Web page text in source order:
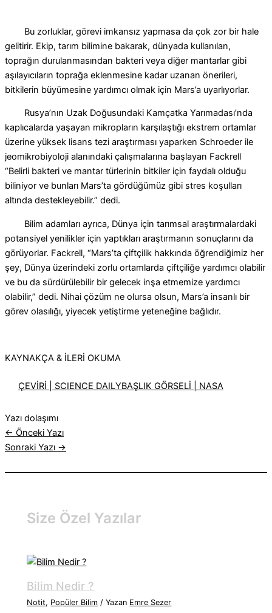
Bu zorluklar, görevi imkansız yapmasa da çok zor bir hale
gelitirir. Ekip, tarım bilimine bakarak, dünyada kullanılan,
toprağın durulanmasından bakteri veya diğer mantarlar gibi
aşılayıcıların toprağa eklenmesine kadar uzanan önerileri,
bitkilerin büyümesine yardımcı olmak için Mars’a uyarlıyorlar.
Rusya’nın Uzak Doğusundaki Kamçatka Yarımadası’nda
kaplıcalarda yaşayan mikropların karşılaştığı ekstrem ortamlar
üzerine yüksek lisans tezi araştırması yaparken Schroeder ile
jeomikrobiyoloji alanındaki çalışmalarına başlayan Fackrell
“Belirli bakteri ve mantar türlerinin bitkiler için faydalı olduğu
biliniyor ve bunları Mars’ta gördüğümüz gibi stres koşulları
altında destekleyebilir.” dedi.
Bilim adamları ayrıca, Dünya için tarımsal araştırmalardaki
potansiyel yenilikler için yaptıkları araştırmanın sonuçlarını da
görüyorlar. Fackrell, “Mars’ta çiftçilik hakkında öğrendiğimiz her
şey, Dünya üzerindeki zorlu ortamlarda çiftçiliğe yardımcı olabilir
ve bu da sürdürülebilir bir gelecek inşa etmemize yardımcı
olabilir,” dedi. Nihai çözüm ne olursa olsun, Mars’a insanlı bir
görev olasılığı, yiyecek yetiştirme yeteneğine bağlıdır.
KAYNAKÇA & İLERİ OKUMA
ÇEVİRİ | SCIENCE DAILYBAŞLIK GÖRSELİ | NASA
Yazı dolaşımı
← Önceki Yazı
Sonraki Yazı →
Size Özel Yazılar
Bilim Nedir ?
Notit, Popüler Bilim / Yazan Emre Sezer